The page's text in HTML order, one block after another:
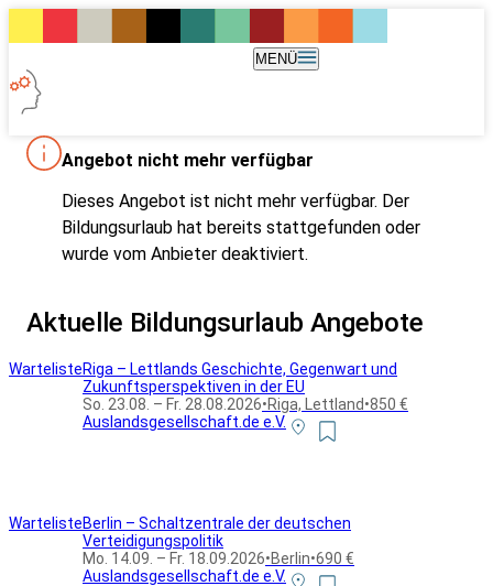
MENÜ
Angebot nicht mehr verfügbar
Dieses Angebot ist nicht mehr verfügbar. Der
Bildungsurlaub hat bereits stattgefunden oder
wurde vom Anbieter deaktiviert.
Aktuelle Bildungsurlaub Angebote
WartelisteRiga – Lettlands Geschichte, Gegenwart und
Zukunftsperspektiven in der EU
So. 23.08. – Fr. 28.08.2026•Riga, Lettland•850 €
Auslandsgesellschaft.de e.V.
WartelisteBerlin – Schaltzentrale der deutschen
Verteidigungspolitik
Mo. 14.09. – Fr. 18.09.2026•Berlin•690 €
Auslandsgesellschaft.de e.V.